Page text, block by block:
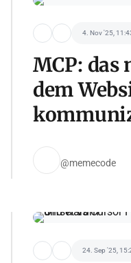
4. Nov '25,
MCP: das
dem
@memecode
24. Sep '25,